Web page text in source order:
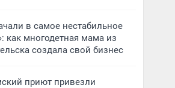
в самое нестабильное
как многодетная мама из
создала свой бизнес
приют привезли